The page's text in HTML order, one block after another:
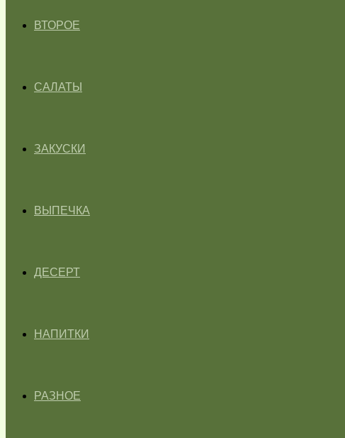
ВТОРОЕ
САЛАТЫ
ЗАКУСКИ
ВЫПЕЧКА
ДЕСЕРТ
НАПИТКИ
РАЗНОЕ